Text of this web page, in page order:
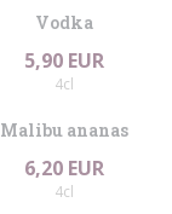
Vodka
5,90 EUR
4cl
Malibu ananas
6,20 EUR
4cl